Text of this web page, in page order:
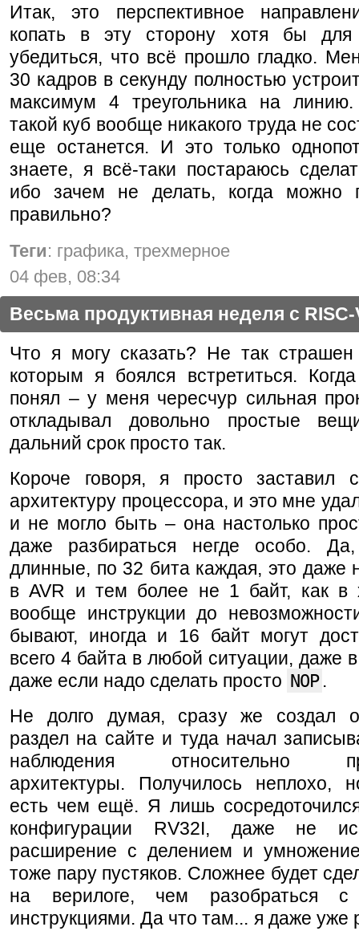
Итак, это перспективное
копать в эту сторону хотя бы для
убедиться, что всё прошло гладко.
30 кадров в секунду полностью
максимум 4 треугольника на линию.
такой куб вообще никакого труда не
еще останется. И это только
знаете, я всё-таки постараюсь
ибо зачем не делать, когда можно
правильно?
Теги: графика, трехмерное
04 фев, 08:34
Весьма продуктивная неделя с RISC-
Что я могу сказать? Не так
которым я боялся встретиться.
понял – у меня чересчур сильная
откладывал довольно простые
дальний срок просто так.
Короче говоря, я просто заставил
архитектуру процессора, и это мне
и не могло быть – она настолько
даже разбираться негде особо. Да,
длинные, по 32 бита каждая, это даже
в AVR и тем более не 1 байт, как
вообще инструкции до
бывают, иногда и 16 байт могут
всего 4 байта в любой ситуации, даже
даже если надо сделать просто NOP .
Не долго думая, сразу же создал
раздел на сайте и туда начал
наблюдения относительно
архитектуры. Получилось неплохо,
есть чем ещё. Я лишь
конфигурации RV32I, даже не
расширение с делением и
тоже пару пустяков. Сложнее будет
на верилоге, чем разобраться
инструкциями. Да что там... я даже уже